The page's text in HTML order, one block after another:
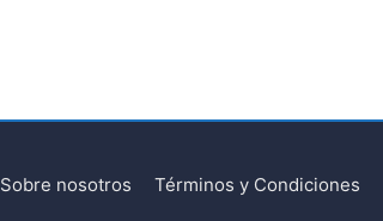
Sobre nosotros Términos y Condiciones